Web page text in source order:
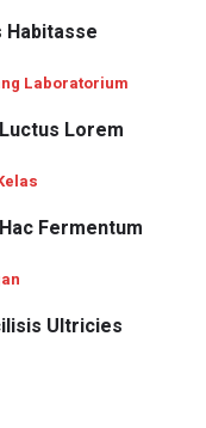
Laboratorium
Lorem
Fermentum
Ultricies